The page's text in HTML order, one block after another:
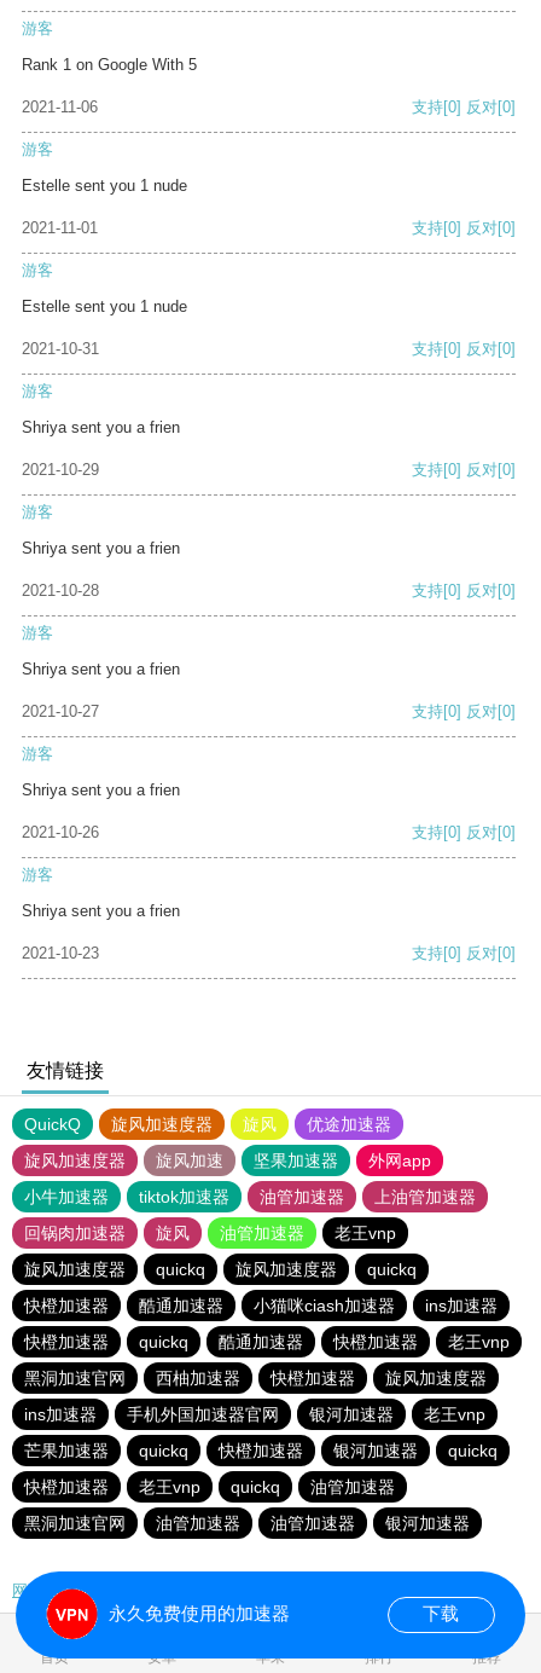
游客
Rank 1 on Google With 5
2021-11-06 支持[0] 反对[0]
游客
Estelle sent you 1 nude
2021-11-01 支持[0] 反对[0]
游客
Estelle sent you 1 nude
2021-10-31 支持[0] 反对[0]
游客
Shriya sent you a frien
2021-10-29 支持[0] 反对[0]
游客
Shriya sent you a frien
2021-10-28 支持[0] 反对[0]
游客
Shriya sent you a frien
2021-10-27 支持[0] 反对[0]
游客
Shriya sent you a frien
2021-10-26 支持[0] 反对[0]
游客
Shriya sent you a frien
2021-10-23 支持[0] 反对[0]
友情链接
QuickQ 旋风加速度器 旋风
优途加速器
旋风加速度器
旋风加速 坚果加速器
外网app
小牛加速器
tiktok加速器 油管加速器
上油管加速器
回锅肉加速器
旋风 油管加速器
老王vnp
旋风加速度器
quickq 旋风加速度器
quickq
快橙加速器
酷通加速器 小猫咪ciash加速器
ins加速器
快橙加速器
quickq 酷通加速器 快橙加速器
老王vnp
黑洞加速官网
西柚加速器 快橙加速器
旋风加速度器
ins加速器
手机外国加速器官网 银河加速器
老王vnp
芒果加速器
quickq 快橙加速器 银河加速器
quickq
快橙加速器
老王vnp quickq
油管加速器
黑洞加速官网
油管加速器 油管加速器 银河加速器
网站地图
首页 安卓 苹果 排行 推荐
永久免费使用的加速器 下载
0.100941s